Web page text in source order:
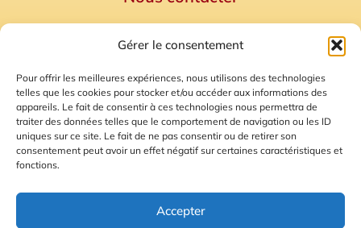
Gérer le consentement
Pour offrir les meilleures expériences, nous utilisons des technologies
telles que les cookies pour stocker et/ou accéder aux informations des
appareils. Le fait de consentir à ces technologies nous permettra de
traiter des données telles que le comportement de navigation ou les ID
uniques sur ce site. Le fait de ne pas consentir ou de retirer son
consentement peut avoir un effet négatif sur certaines caractéristiques et
fonctions.
Accepter
Mentions Légales
Plan du site
Gestion des Cookies